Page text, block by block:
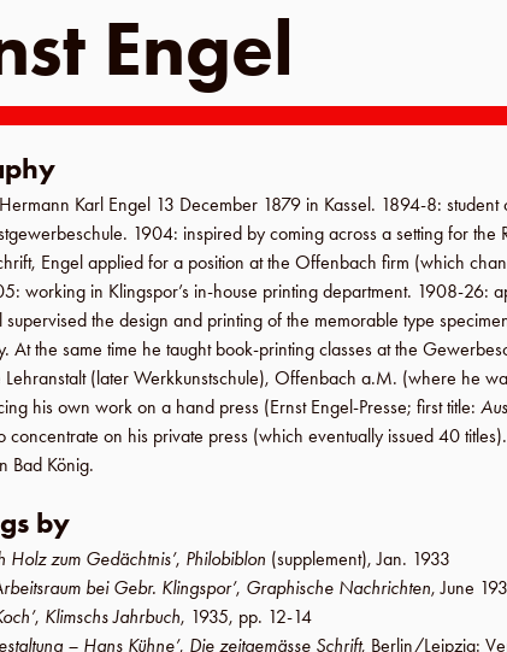
Engel
Karl Engel 13 December 1879 in Kassel. 1894-8: student
. 1904: inspired by coming across a setting for the
Engel applied for a position at the Offenbach firm (which
: working in Klingspor’s in-house printing department. 1908-26:
the design and printing of the memorable type
At the same time he taught book-printing classes at the
Lehranstalt(laterWerkkunstschule), Offenbach a.M. (where he
his own work on a hand press (Ernst Engel-Presse; first title:
concentrate on his private press (which eventually issued 40 titles).
Bad König.
by
Holz zum Gedächtnis’, Philobiblon (supplement),Jan. 1933
bei Gebr. Klingspor’, Graphische Nachrichten,June
, Klimschs Jahrbuch, 1935, pp. 12-14
– Hans Kühne’, Die zeitgemässe Schrift, Berlin/Leipzig: